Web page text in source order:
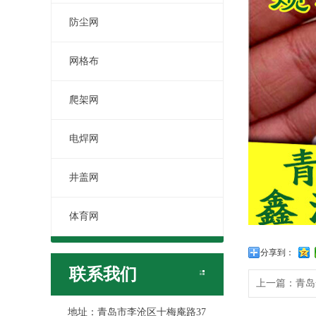
防尘网
网格布
爬架网
电焊网
井盖网
体育网
联系我们
地址：青岛市李沧区十梅庵路37
分享到：
上一篇： 青